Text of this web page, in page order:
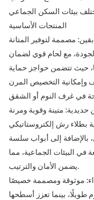
المنتجات الأساسية
مصممة لتوفير المتانة
مع لحام قوي لضمان
حيث تتضمن حواجز حماية
وإمكانية التخصيص المرن
متينة وقوية ومرنة
بطلاء رش إلكتروستاتيكي
بالإضافة إلى أبواب سلسة
في البيئات الجماعية، مما
يضمن الأمان والترتيب.
موثوقة ومصممة خصيصًا
طويلًا، بينما تعزز أسطحها